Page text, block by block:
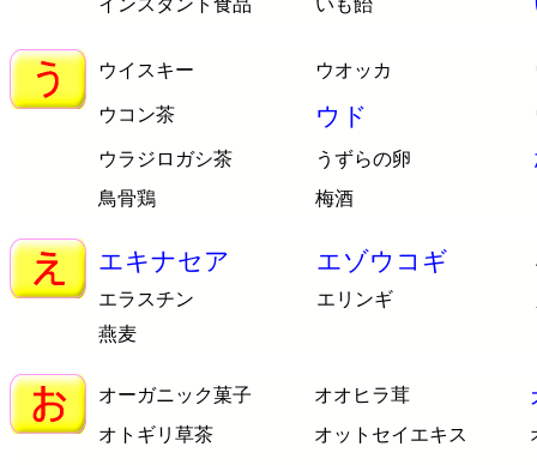
インスタント食品 いも飴
ウイスキー ウオッカ
ウコン茶 ウド
ウラジロガシ茶 うずらの卵
鳥骨鶏 梅酒
エキナセア エゾウコギ
エラスチン
エリンギ
燕麦
オーガニック菓子 オオヒラ茸
オトギリ草茶 オットセイエキス